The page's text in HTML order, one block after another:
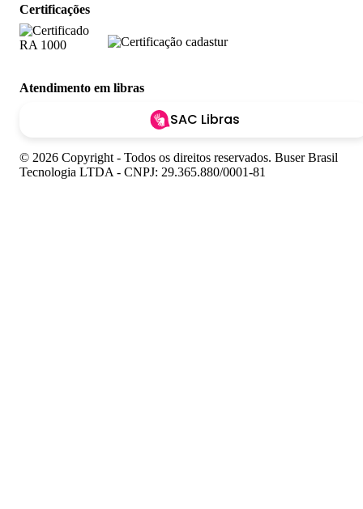
Certificações
Atendimento em libras
SAC Libras
© 2026 Copyright - Todos os direitos reservados. Buser Brasil
Tecnologia LTDA - CNPJ: 29.365.880/0001-81